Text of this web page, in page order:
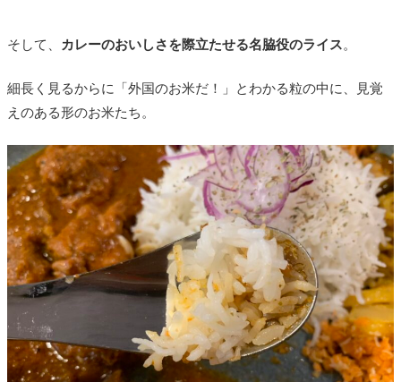
そして、 カレーのおいしさを際立たせる名脇役のライス。
細長く見るからに「外国のお米だ！」とわかる粒の中に、見覚
えのある形のお米たち。